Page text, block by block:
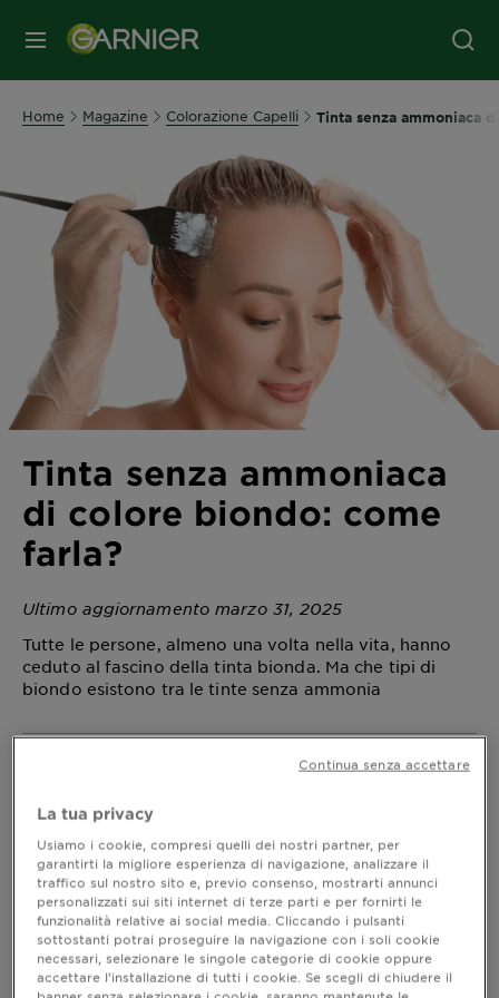
MENU
Home Magazine Colorazione Capelli Tinta senza ammoniaca
Tinta senza ammoniaca
di colore biondo: come
farla?
Ultimo aggiornamento marzo 31, 2025
Tutte le persone, almeno una volta nella vita, hanno
ceduto al fascino della tinta bionda. Ma che tipi di
biondo esistono tra le tinte senza ammonia
Come realizzare il biondo scuro senza
ammoniaca?
Iniziamo dal biondo scuro: dobbiamo
assolutamente tenere presenti alcune cose. Prima
di tutto, parliamo delle nuove tendenze: ormai è
sempre più frequente l’uso di prodotti senza
ammoniaca. Il segreto è nell’olio di girasole e di
camelia, sostanze che nutrono e allo stesso tempo
aiutano il colore ad agire sul capello. Il risultato? Un
colore acceso e capelli nutriti e morbidi.
La tua privacy
Usiamo i cookie, compresi quelli dei nostri partner, per
garantirti la migliore esperienza di navigazione, analizzare il
traffico sul nostro sito e, previo consenso, mostrarti annunci
personalizzati sui siti internet di terze parti e per fornirti le
funzionalità relative ai social media. Cliccando i pulsanti
sottostanti potrai proseguire la navigazione con i soli cookie
necessari, selezionare le singole categorie di cookie oppure
accettare l’installazione di tutti i cookie. Se scegli di chiudere il
Continua senza accettare